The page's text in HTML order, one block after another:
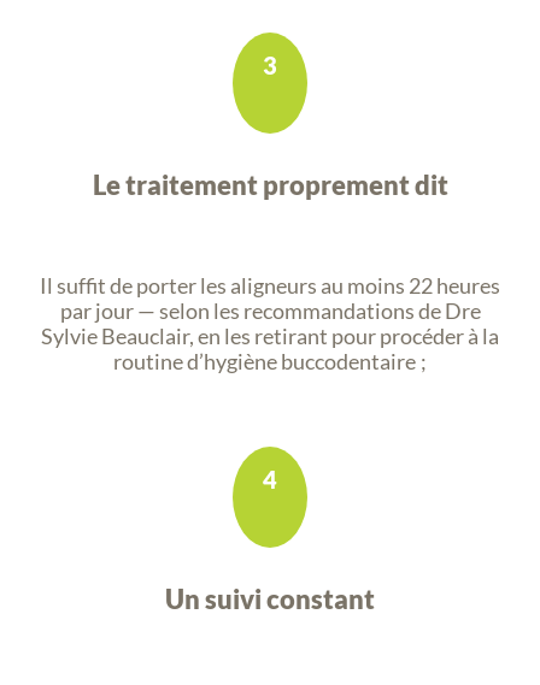
3
Le traitement proprement dit
Il suffit de porter les aligneurs au moins 22 heures
par jour — selon les recommandations de Dre
Sylvie Beauclair, en les retirant pour procéder à la
routine d’hygiène buccodentaire ;
4
Un suivi constant